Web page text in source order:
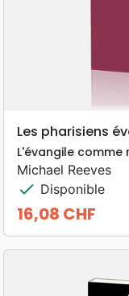
Les pharisiens
L'évangile
Michael Reeves
check Disponible
Prix
16,08 CHF